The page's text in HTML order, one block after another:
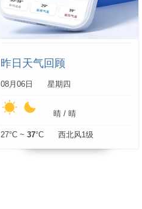
昨日天气回顾
08月06日 星期四
晴 / 晴
27°C ~ 37°C 西北风1级